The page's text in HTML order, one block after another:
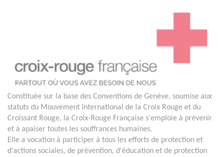
Constituée sur la base des Conventions de Genève, soumise aux
statuts du Mouvement International de la Croix Rouge et du
Croissant Rouge, la Croix-Rouge Française s'emploie à prévenir
et à apaiser toutes les souffrances humaines.
Elle a vocation à participer à tous les efforts de protection et
d'actions sociales, de prévention, d'éducation et de protection